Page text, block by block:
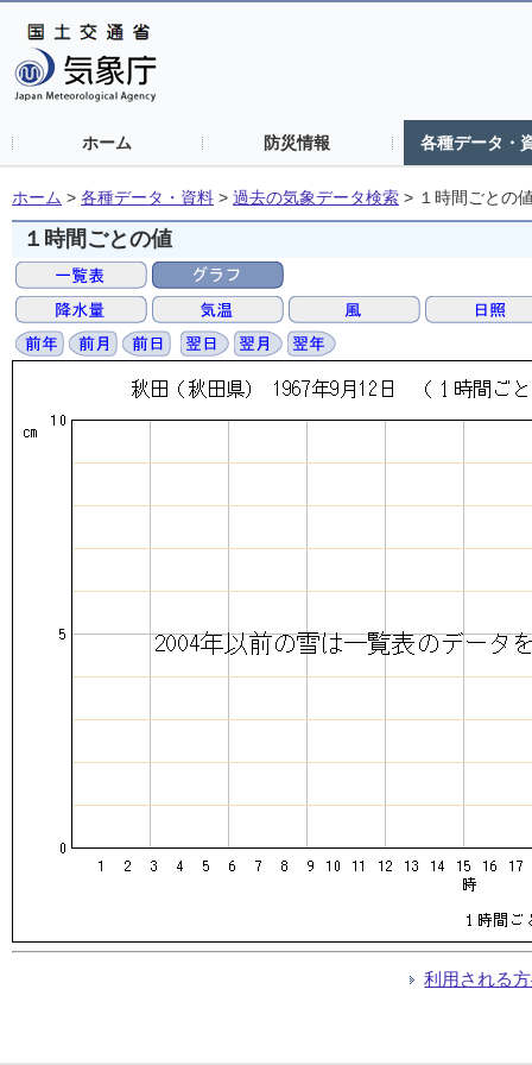
ホーム 防災情報 各種データ・
ホーム > 各種データ・資料 > 過去の気象データ検索 > １時間ごとの
１時間ごとの値
利用される